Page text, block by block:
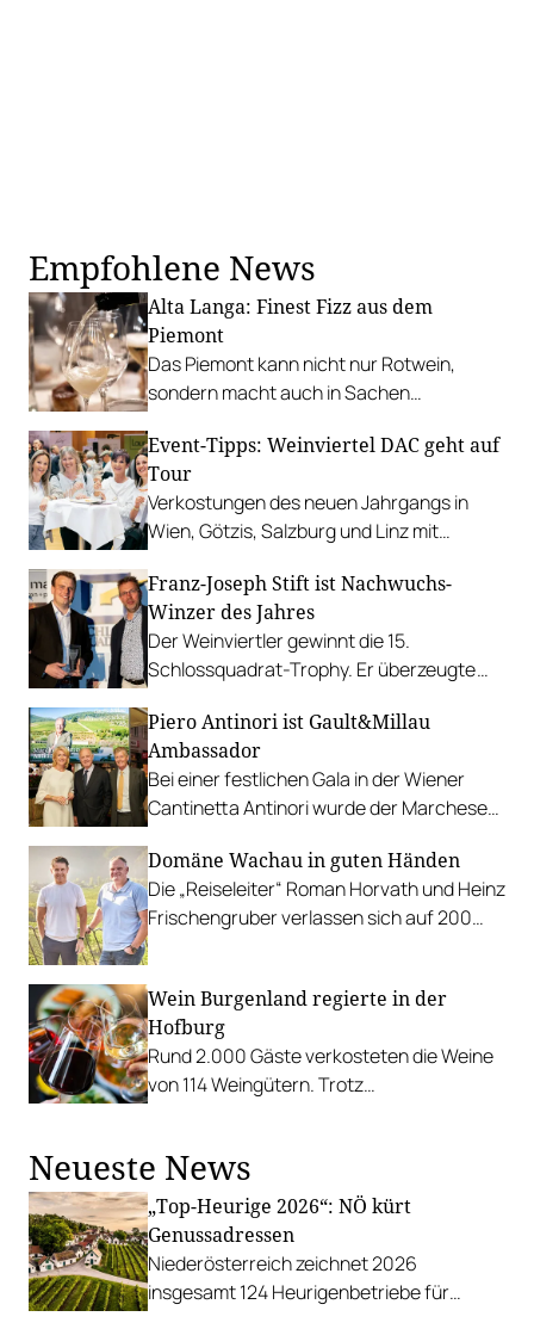
Empfohlene News
Alta Langa: Finest Fizz aus dem
Piemont
Das Piemont kann nicht nur Rotwein,
sondern macht auch in Sachen
auf Qualität. PLUS: Top 12 Alta Langa.
Event-Tipps: Weinviertel DAC geht auf
Tour
Verkostungen des neuen Jahrgangs in
Wien, Götzis, Salzburg und Linz mit
Franz-Joseph Stift ist Nachwuchs-
Winzer des Jahres
Der Weinviertler gewinnt die 15.
Schlossquadrat-Trophy. Er überzeugte
seiner Präsentation.
Piero Antinori ist Gault&Millau
Ambassador
Bei einer festlichen Gala in der Wiener
Cantinetta Antinori wurde der Marchese
ausgezeichnet.
Domäne Wachau in guten Händen
Die „Reiseleiter“ Roman Horvath und Heinz
Frischengruber verlassen sich auf 200
Wein Burgenland regierte in der
Hofburg
Rund 2.000 Gäste verkosteten die Weine
von 114 Weingütern. Trotz
Neueste News
„Top-Heurige 2026“: NÖ kürt
Genussadressen
Niederösterreich zeichnet 2026
insgesamt 124 Heurigenbetriebe für